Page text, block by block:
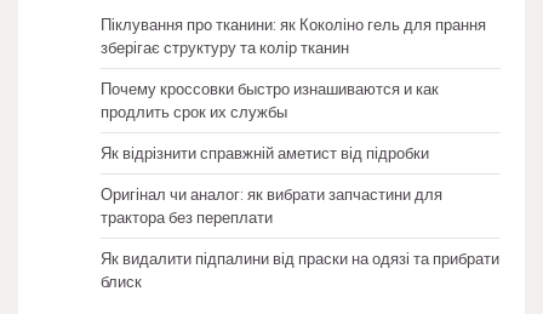
Піклування про тканини: як Коколіно гель для прання
зберігає структуру та колір тканин
Почему кроссовки быстро изнашиваются и как
продлить срок их службы
Як відрізнити справжній аметист від підробки
Оригінал чи аналог: як вибрати запчастини для
трактора без переплати
Як видалити підпалини від праски на одязі та прибрати
блиск